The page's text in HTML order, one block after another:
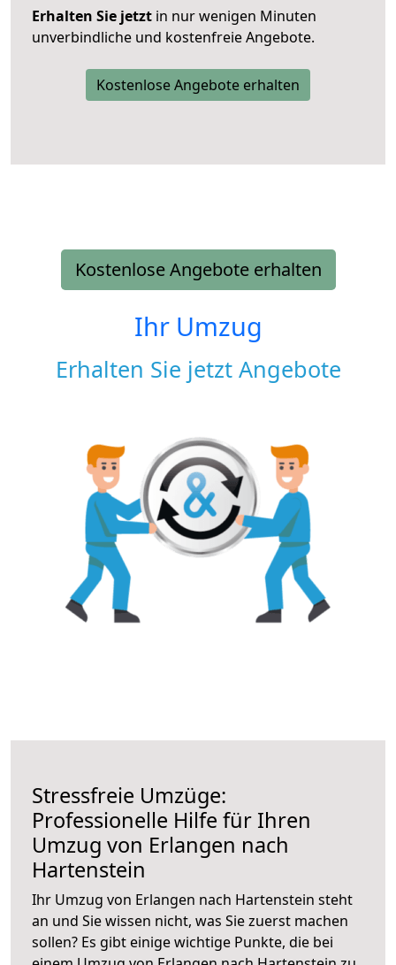
Erhalten Sie jetzt in nur wenigen Minuten
unverbindliche und kostenfreie Angebote.
Kostenlose Angebote erhalten
Kostenlose Angebote erhalten
Ihr Umzug
Erhalten Sie jetzt Angebote
Stressfreie Umzüge:
Professionelle Hilfe für Ihren
Umzug von Erlangen nach
Hartenstein
Ihr Umzug von Erlangen nach Hartenstein steht
an und Sie wissen nicht, was Sie zuerst machen
sollen? Es gibt einige wichtige Punkte, die bei